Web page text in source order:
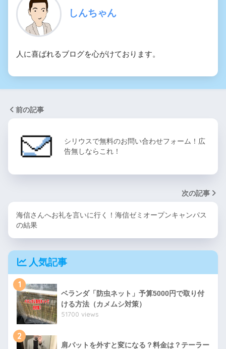
しんちゃん
人に喜ばれるブログを心がけております。
前の記事
シリウスで無料のお問い合わせフォーム！広
告無しならこれ！
次の記事
海信さんへお礼を言いに行く！海信ゼミオープンキャンパス
の結果
人気記事
1
ベランダ「防虫ネット」予算5000円で取り付
ける方法（カメムシ対策）
51700 views
2
肩パットを外すと変になる？料金は？テーラー